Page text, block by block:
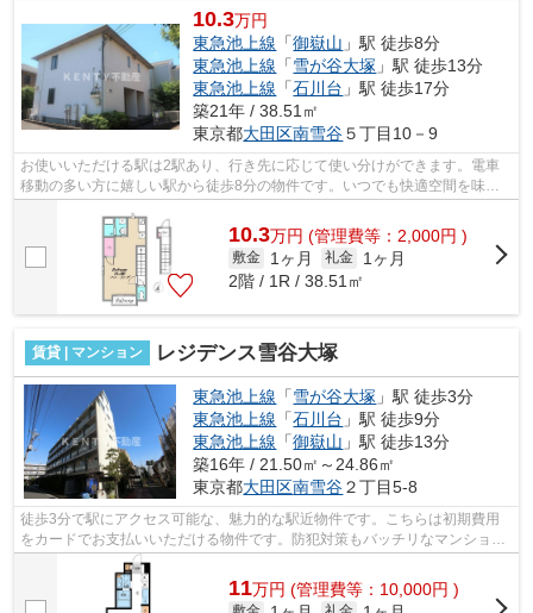
10.3万円
東急池上線 「御嶽山 」駅 徒歩8分
東急池上線 「雪が谷大塚 」駅 徒歩13分
東急池上線 「石川台 」駅 徒歩17分
築21年 / 38.51㎡
東京都大田区南雪谷５丁目10－9
お使いいただける駅は2駅あり、行き先に応じて使い分けができます。電車
移動の多い方に嬉しい駅から徒歩8分の物件です。いつでも快適空間を味わ
10.3万円 (管理費等：2,000円 )
敷金 1ヶ月 礼金
1ヶ月
2階 / 1R / 38.51㎡
賃貸 | マンション レジデンス雪谷大塚
東急池上線 「雪が谷大塚 」駅 徒歩3分
東急池上線 「石川台 」駅 徒歩9分
東急池上線 「御嶽山 」駅 徒歩13分
築16年 / 21.50㎡～24.86㎡
東京都大田区南雪谷２丁目5-8
徒歩3分で駅にアクセス可能な、魅力的な駅近物件です。こちらは初期費用
をカードでお支払いいただける物件です。防犯対策もバッチリなマンション
タイプの物件です。朝のラッシュに巻き...
11万円 (管理費等：10,000円 )